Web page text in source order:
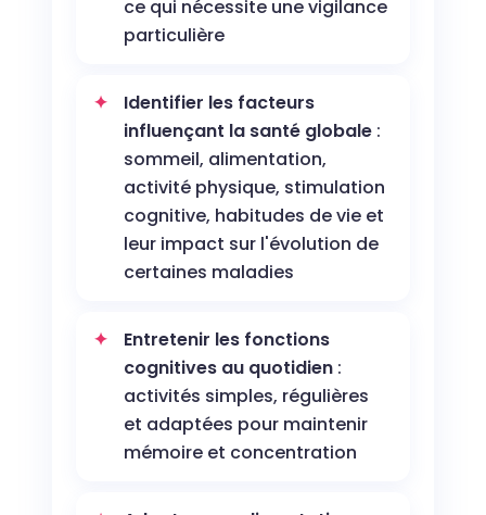
ce qui nécessite une vigilance
particulière
Identifier les facteurs
influençant la santé globale :
sommeil, alimentation,
activité physique, stimulation
cognitive, habitudes de vie et
leur impact sur l'évolution de
certaines maladies
Entretenir les fonctions
cognitives au quotidien :
activités simples, régulières
et adaptées pour maintenir
mémoire et concentration